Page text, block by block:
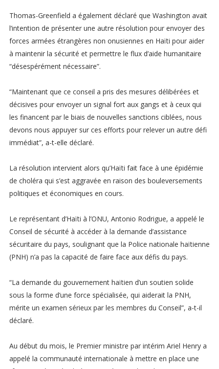
Thomas-Greenfield a également déclaré que Washington avait
l’intention de présenter une autre résolution pour envoyer des
forces armées étrangères non onusiennes en Haïti pour aider
à maintenir la sécurité et permettre le flux d’aide humanitaire
“désespérément nécessaire”.
“Maintenant que ce conseil a pris des mesures délibérées et
décisives pour envoyer un signal fort aux gangs et à ceux qui
les financent par le biais de nouvelles sanctions ciblées, nous
devons nous appuyer sur ces efforts pour relever un autre défi
immédiat”, a-t-elle déclaré.
La résolution intervient alors qu’Haïti fait face à une épidémie
de choléra qui s’est aggravée en raison des bouleversements
politiques et économiques en cours.
Le représentant d’Haïti à l’ONU, Antonio Rodrigue, a appelé le
Conseil de sécurité à accéder à la demande d’assistance
sécuritaire du pays, soulignant que la Police nationale haïtienne
(PNH) n’a pas la capacité de faire face aux défis du pays.
“La demande du gouvernement haïtien d’un soutien solide
sous la forme d’une force spécialisée, qui aiderait la PNH,
mérite un examen sérieux par les membres du Conseil”, a-t-il
déclaré.
Au début du mois, le Premier ministre par intérim Ariel Henry a
appelé la communauté internationale à mettre en place une